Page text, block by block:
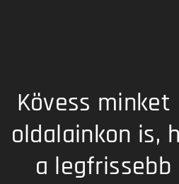
Kövess minket
oldalainkon is,
a